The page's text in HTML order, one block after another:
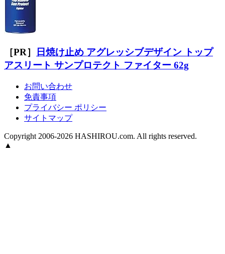
［PR］
日焼け止め アグレッシブデザイン トップ
アスリート サンプロテクト ファイター 62g
お問い合わせ
免責事項
プライバシー ポリシー
サイトマップ
Copyright 2006-2026 HASHIROU.com. All rights reserved.
▲